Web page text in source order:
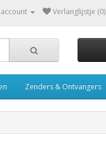
Verlanglijstje (0)
Zenders & Ontvangers